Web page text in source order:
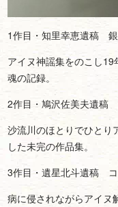
1作目・知里幸恵遺稿 銀
アイヌ神謡集をのこし
魂の記録。
2作目・鳩沢佐美夫遺稿
沙流川のほとりでひとり
した未完の作品集。
3作目・遺星北斗遺稿
病に侵されながらアイヌ